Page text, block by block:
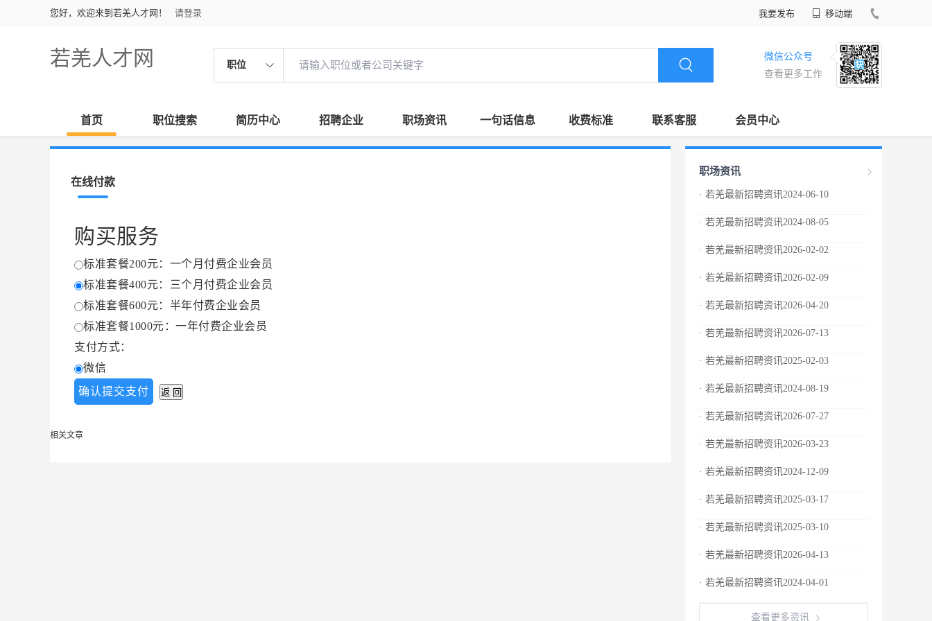
您好，欢迎来到若羌人才网！ 请登录 我要发布 移动端
若羌人才网 职位
微信公众号
查看更多工作
首页 职位搜索 简历中心 招聘企业 职场资讯 一句话信息 收费标准 联系客服 会员中心
在线付款
购买服务
标准套餐200元：一个月付费企业会员
标准套餐400元：三个月付费企业会员
标准套餐600元：半年付费企业会员
标准套餐1000元：一年付费企业会员
支付方式：
微信
相关文章
职场资讯
· 若羌最新招聘资讯2024-06-10
· 若羌最新招聘资讯2024-08-05
· 若羌最新招聘资讯2026-02-02
· 若羌最新招聘资讯2026-02-09
· 若羌最新招聘资讯2026-04-20
· 若羌最新招聘资讯2026-07-13
· 若羌最新招聘资讯2025-02-03
· 若羌最新招聘资讯2024-08-19
· 若羌最新招聘资讯2026-07-27
· 若羌最新招聘资讯2026-03-23
· 若羌最新招聘资讯2024-12-09
· 若羌最新招聘资讯2025-03-17
· 若羌最新招聘资讯2025-03-10
· 若羌最新招聘资讯2026-04-13
· 若羌最新招聘资讯2024-04-01
查看更多资讯